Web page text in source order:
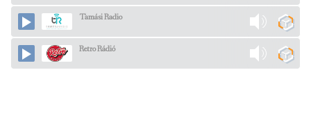
Tamási Radio
Retro Rádió